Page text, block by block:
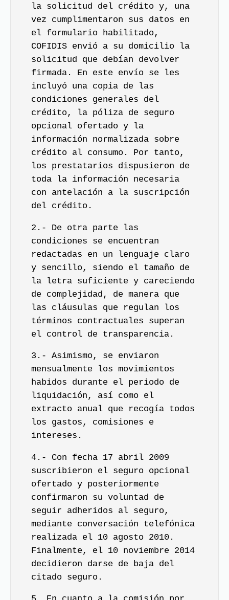
la solicitud del crédito y, una
vez cumplimentaron sus datos en
el formulario habilitado,
COFIDIS envió a su domicilio la
solicitud que debían devolver
firmada. En este envío se les
incluyó una copia de las
condiciones generales del
crédito, la póliza de seguro
opcional ofertado y la
información normalizada sobre
crédito al consumo. Por tanto,
los prestatarios dispusieron de
toda la información necesaria
con antelación a la suscripción
del crédito.
2.- De otra parte las
condiciones se encuentran
redactadas en un lenguaje claro
y sencillo, siendo el tamaño de
la letra suficiente y careciendo
de complejidad, de manera que
las cláusulas que regulan los
términos contractuales superan
el control de transparencia.
3.- Asimismo, se enviaron
mensualmente los movimientos
habidos durante el periodo de
liquidación, así como el
extracto anual que recogía todos
los gastos, comisiones e
intereses.
4.- Con fecha 17 abril 2009
suscribieron el seguro opcional
ofertado y posteriormente
confirmaron su voluntad de
seguir adheridos al seguro,
mediante conversación telefónica
realizada el 10 agosto 2010.
Finalmente, el 10 noviembre 2014
decidieron darse de baja del
citado seguro.